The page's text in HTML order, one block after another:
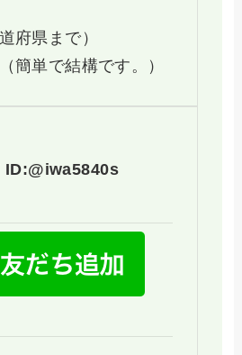
府県まで）
簡単で結構です。）
ID:@iwa5840s